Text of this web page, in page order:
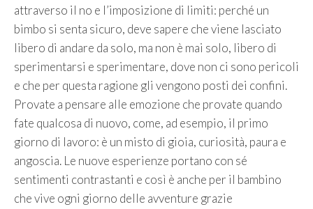
attraverso il no e l’imposizione di limiti: perché un
bimbo si senta sicuro, deve sapere che viene lasciato
libero di andare da solo, ma non è mai solo, libero di
sperimentarsi e sperimentare, dove non ci sono pericoli
e che per questa ragione gli vengono posti dei confini.
Provate a pensare alle emozione che provate quando
fate qualcosa di nuovo, come, ad esempio, il primo
giorno di lavoro: è un misto di gioia, curiosità, paura e
angoscia. Le nuove esperienze portano con sé
sentimenti contrastanti e così è anche per il bambino
che vive ogni giorno delle avventure grazie